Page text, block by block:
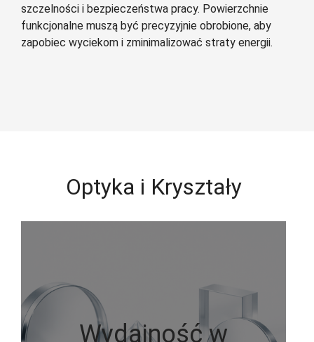
szczelności i bezpieczeństwa pracy. Powierzchnie
funkcjonalne muszą być precyzyjnie obrobione, aby
zapobiec wyciekom i zminimalizować straty energii.
Optyka i Kryształy
Wydajność w